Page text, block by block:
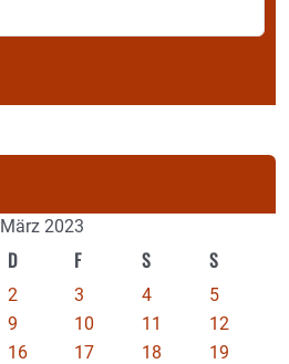
März 2023
D F S S
2 3 4
5
9 10 11
12
16 17 18
19